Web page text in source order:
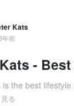
Kats
年前
-
is the best
る